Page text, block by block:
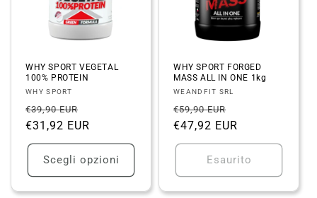
WHY SPORT VEGETAL
100% PROTEIN
Fornitore:
WHY SPORT
Prezzo
di
listino
€39,90 EUR
scontato
€31,92 EUR
Scegli opzioni
WHY SPORT FORGED
MASS ALL IN ONE 1kg
Fornitore:
WEANDFIT SRL
Prezzo
di
listino
€59,90 EUR
scontato
€47,92 EUR
Esaurito